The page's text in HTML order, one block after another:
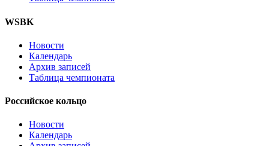
WSBK
Новости
Календарь
Архив записей
Таблица чемпионата
Российское кольцо
Новости
Календарь